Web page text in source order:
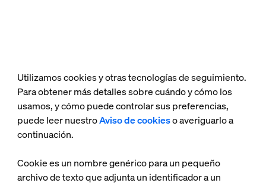
Utilizamos cookies y otras tecnologías de seguimiento.
Para obtener más detalles sobre cuándo y cómo los
usamos, y cómo puede controlar sus preferencias,
puede leer nuestroAviso de cookieso averiguarlo a
continuación.
Cookie es un nombre genérico para un pequeño
archivo de texto que adjunta un identificador a un